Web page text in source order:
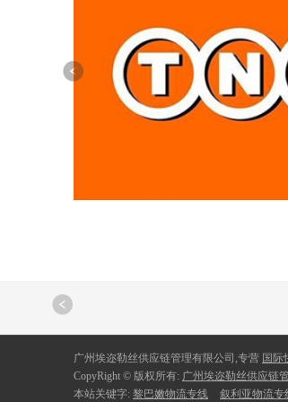
广州埃迩勒丝供应链管理有限公司,专营 国际
CopyRight © 版权所有: 广州埃迩勒丝供应链
本站关键字: 黎巴嫩物流专线 叙利亚物流专